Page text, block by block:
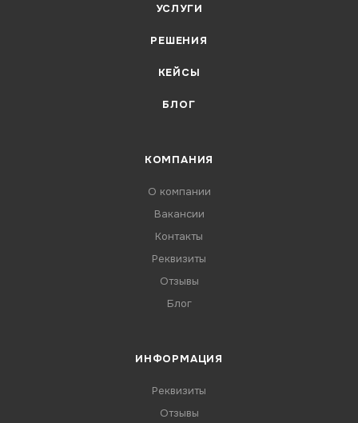
УСЛУГИ
РЕШЕНИЯ
КЕЙСЫ
БЛОГ
КОМПАНИЯ
О компании
Вакансии
Контакты
Реквизиты
Отзывы
Блог
ИНФОРМАЦИЯ
Реквизиты
Отзывы